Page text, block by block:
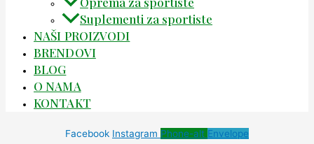
Suplementi za sportiste
NAŠI PROIZVODI
BRENDOVI
BLOG
O NAMA
KONTAKT
Facebook Instagram Phone-alt Envelope